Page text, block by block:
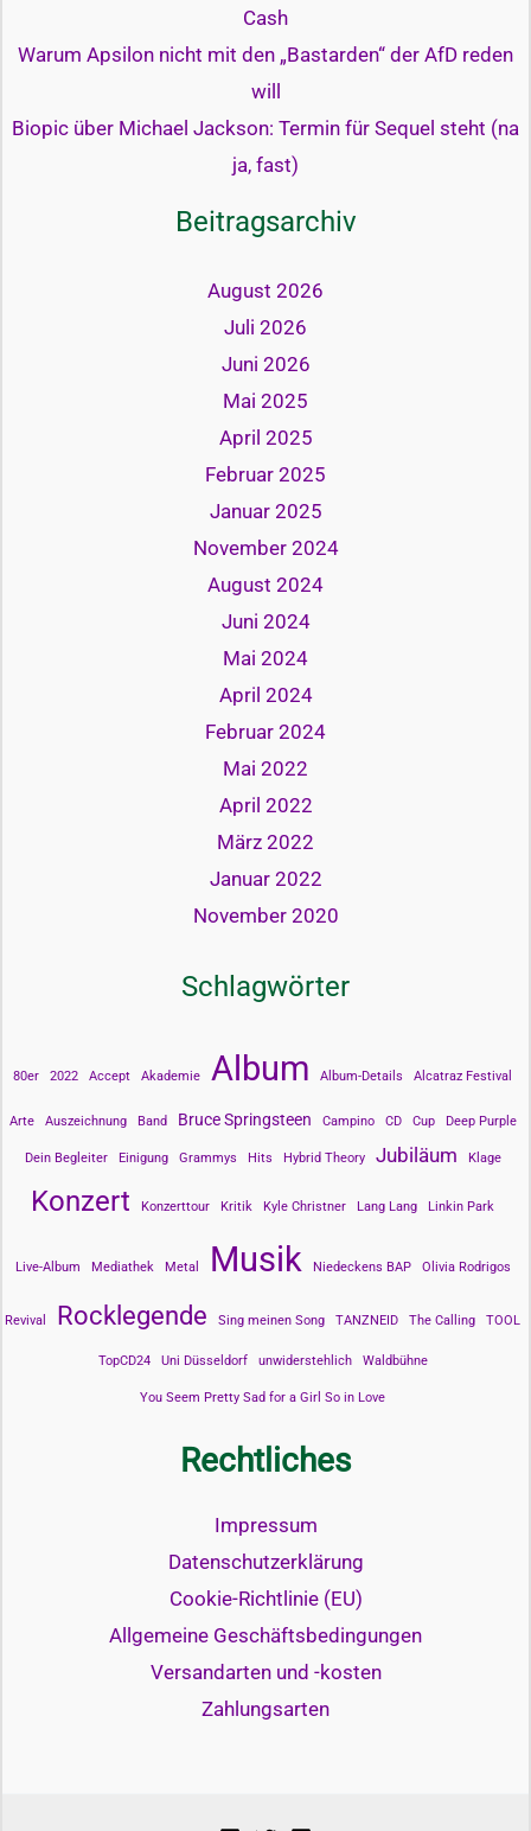
Cash
Warum Apsilon nicht mit den „Bastarden“ der AfD reden
will
Biopic über Michael Jackson: Termin für Sequel steht (na
ja, fast)
Beitragsarchiv
August 2026
Juli 2026
Juni 2026
Mai 2025
April 2025
Februar 2025
Januar 2025
November 2024
August 2024
Juni 2024
Mai 2024
April 2024
Februar 2024
Mai 2022
April 2022
März 2022
Januar 2022
November 2020
Schlagwörter
80er 2022 Accept Akademie Album Album-Details Alcatraz Festival
Arte Auszeichnung Band Bruce Springsteen Campino CD Cup Deep Purple
Dein Begleiter Einigung Grammys Hits Hybrid Theory Jubiläum Klage
Konzert Konzerttour Kritik Kyle Christner Lang Lang Linkin Park
Live-Album Mediathek Metal Musik Niedeckens BAP Olivia Rodrigos
Revival Rocklegende Sing meinen Song TANZNEID The Calling TOOL
TopCD24 Uni Düsseldorf unwiderstehlich Waldbühne
You Seem Pretty Sad for a Girl So in Love
Rechtliches
Impressum
Datenschutzerklärung
Cookie-Richtlinie (EU)
Allgemeine Geschäftsbedingungen
Versandarten und -kosten
Zahlungsarten